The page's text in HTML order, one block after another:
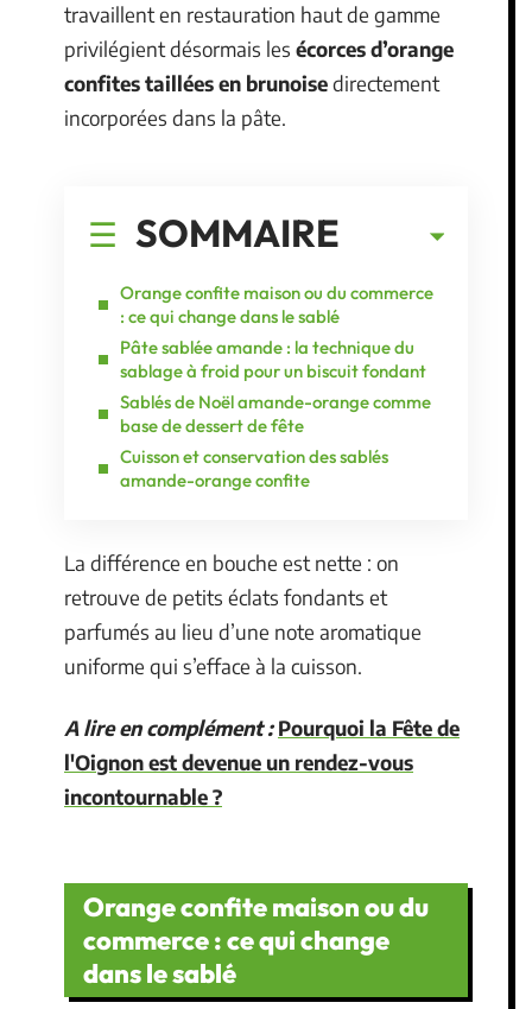
travaillent en restauration haut de gamme
privilégient désormais les écorces d’orange
confites taillées en brunoisedirectement
incorporées dans la pâte.
SOMMAIRE
Orange confite maison ou du commerce
: ce qui change dans le sablé
Pâte sablée amande : la technique du
sablage à froid pour un biscuit fondant
Sablés de Noël amande-orange comme
base de dessert de fête
Cuisson et conservation des sablés
amande-orange confite
La différence en bouche est nette : on
retrouve de petits éclats fondants et
parfumés au lieu d’une note aromatique
uniforme qui s’efface à la cuisson.
A lire en complément : Pourquoi la Fête de
l'Oignon est devenue un rendez-vous
incontournable ?
Orange confite maison ou du
commerce : ce qui change
dans le sablé